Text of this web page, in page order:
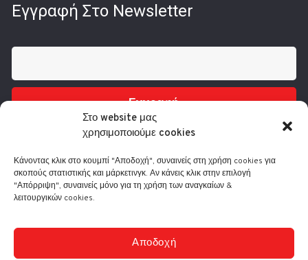
Στο website μας
χρησιμοποιούμε cookies
Κάνοντας κλικ στο κουμπί "Αποδοχή", συναινείς στη χρήση cookies για
σκοπούς στατιστικής και μάρκετινγκ. Αν κάνεις κλικ στην επιλογή
"Απόρριψη", συναινείς μόνο για τη χρήση των αναγκαίων &
λειτουργικών cookies.
Αποδοχή
Εγγραφή Στο Newsletter
Εγγραφή
Τηλ.: 210 3416200
Δευ - Παρ: 9:30 - 18:00